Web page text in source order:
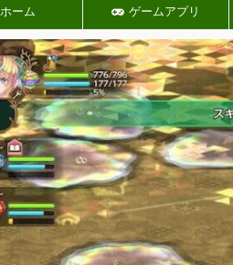
ホーム ゲームアプリ